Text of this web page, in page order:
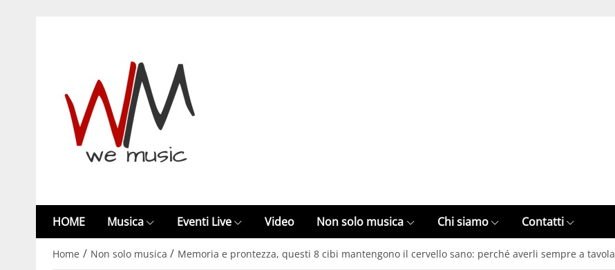
HOME Musica Eventi Live Video Non solo musica Chi siamo Contatti
Home / Non solo musica / Memoria e prontezza, questi 8 cibi mantengono il cervello sano: perché averli sempre a tavola